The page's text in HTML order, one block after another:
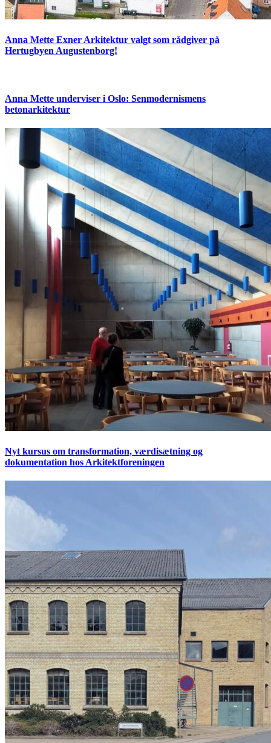
Anna Mette Exner Arkitektur valgt som rådgiver på
Hertugbyen Augustenborg!
Anna Mette underviser i Oslo: Senmodernismens
betonarkitektur
Nyt kursus om transformation, værdisætning og
dokumentation hos Arkitektforeningen